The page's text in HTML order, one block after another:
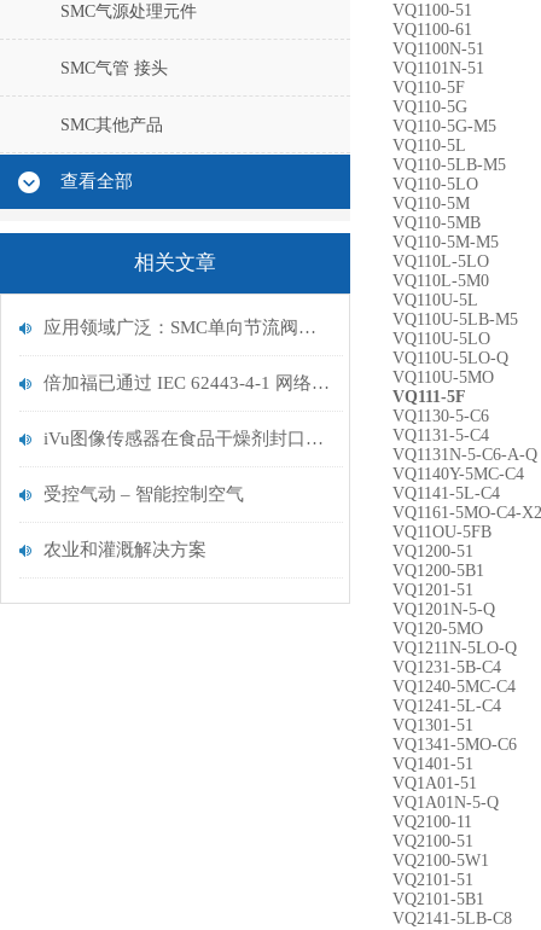
SMC气源处理元件
SMC气管 接头
SMC其他产品
查看全部
相关文章
应用领域广泛：SMC单向节流阀在不同行业的应用及优势
倍加福已通过 IEC 62443-4-1 网络安全标准认证
iVu图像传感器在食品干燥剂封口检测中的应用
受控气动 – 智能控制空气
农业和灌溉解决方案
VQ1100-51
VQ1100-61
VQ1100N-51
VQ1101N-51
VQ110-5F
VQ110-5G
VQ110-5G-M5
VQ110-5L
VQ110-5LB-M5
VQ110-5LO
VQ110-5M
VQ110-5MB
VQ110-5M-M5
VQ110L-5LO
VQ110L-5M0
VQ110U-5L
VQ110U-5LB-M5
VQ110U-5LO
VQ110U-5LO-Q
VQ110U-5MO
VQ111-5F
VQ1130-5-C6
VQ1131-5-C4
VQ1131N-5-C6-A-Q
VQ1140Y-5MC-C4
VQ1141-5L-C4
VQ1161-5MO-C4-X2
VQ11OU-5FB
VQ1200-51
VQ1200-5B1
VQ1201-51
VQ1201N-5-Q
VQ120-5MO
VQ1211N-5LO-Q
VQ1231-5B-C4
VQ1240-5MC-C4
VQ1241-5L-C4
VQ1301-51
VQ1341-5MO-C6
VQ1401-51
VQ1A01-51
VQ1A01N-5-Q
VQ2100-11
VQ2100-51
VQ2100-5W1
VQ2101-51
VQ2101-5B1
VQ2141-5LB-C8